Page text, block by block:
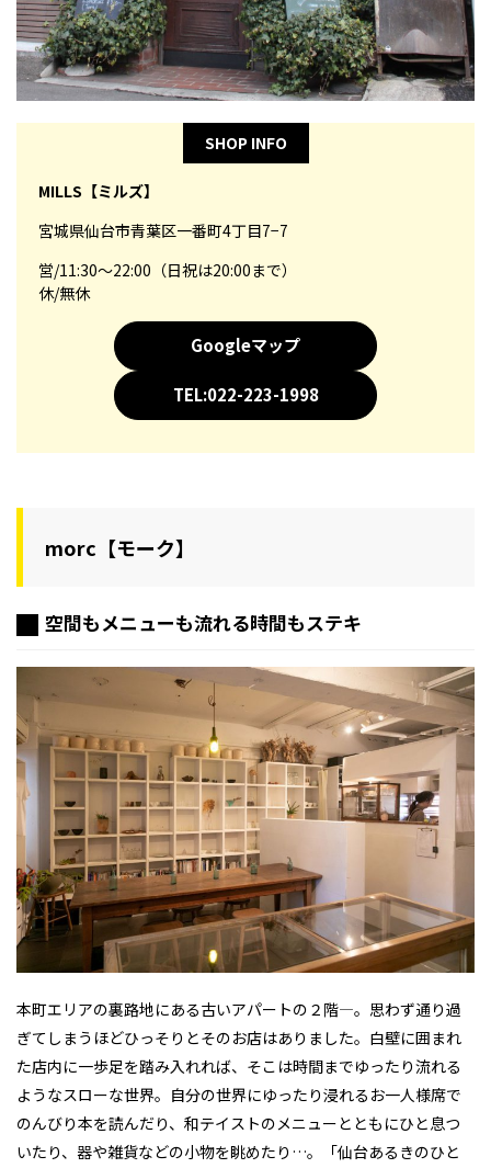
SHOP INFO
MILLS【ミルズ】
宮城県仙台市青葉区一番町4丁目7−7
営/11:30～22:00（日祝は20:00まで）
休/無休
Googleマップ
TEL:022-223-1998
morc【モーク】
空間もメニューも流れる時間もステキ
本町エリアの裏路地にある古いアパートの２階―。思わず通り過
ぎてしまうほどひっそりとそのお店はありました。白壁に囲まれ
た店内に一歩足を踏み入れれば、そこは時間までゆったり流れる
ようなスローな世界。自分の世界にゆったり浸れるお一人様席で
のんびり本を読んだり、和テイストのメニューとともにひと息つ
いたり、器や雑貨などの小物を眺めたり…。「仙台あるきのひと